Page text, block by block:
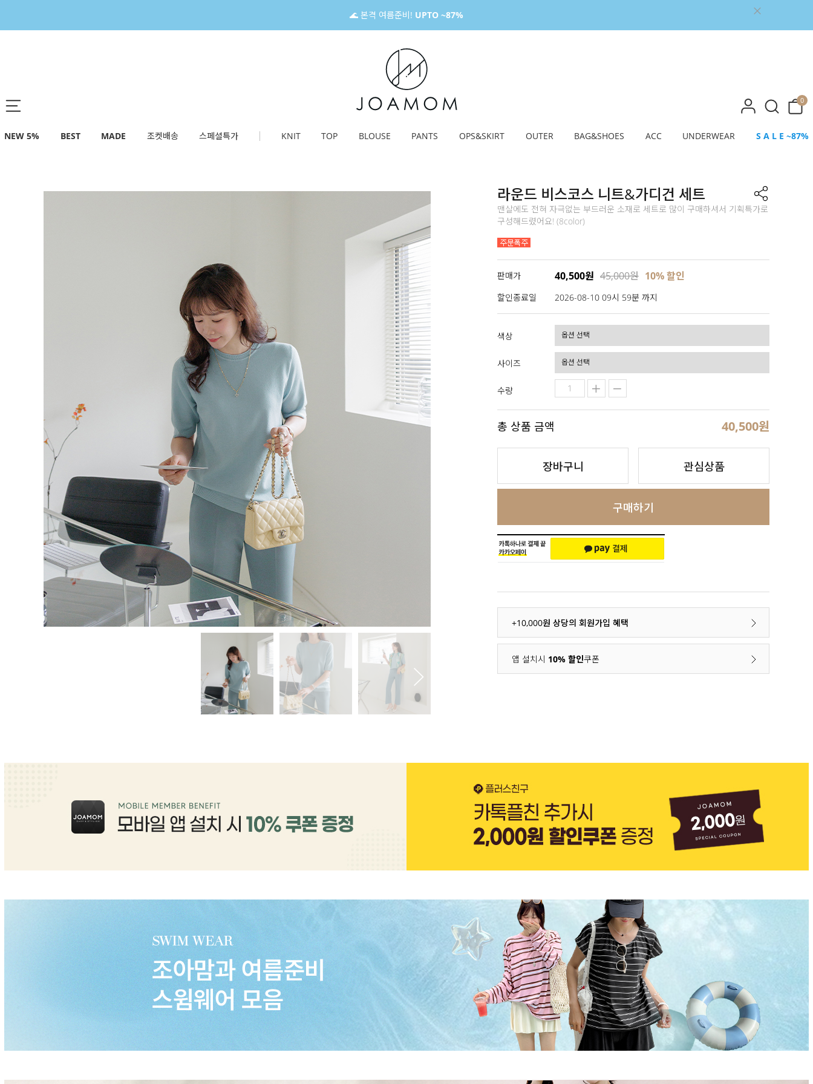
🌊 본격 여름준비! UPTO ~87%
0
NEW 5% BEST MADE 조켓배송 스페셜특가 KNIT TOP BLOUSE PANTS OPS&SKIRT OUTER BAG&SHOES ACC UNDERWEAR S A L E ~87%
라운드 비스코스 니트&가디건 세트
맨살에도 전혀 자극없는 부드러운 소재로 세트로 많이 구매하셔서 기획특가로
구성해드렸어요! (8color)
판매가 40,500원 45,000원 10% 할인
할인종료일 2026-08-10 09시 59분 까지
색상
사이즈
수량
총 상품 금액 40,500원
장바구니 관심상품
구매하기
+10,000원 상당의 회원가입 혜택
앱 설치시 10% 할인쿠폰